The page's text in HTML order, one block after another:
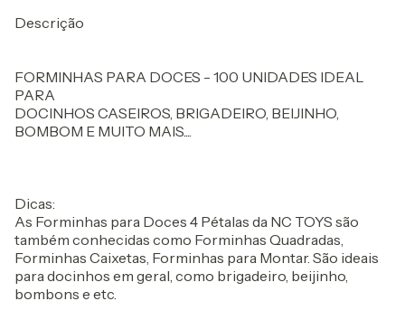
Descrição
FORMINHAS PARA DOCES - 100 UNIDADES IDEAL
PARA
DOCINHOS CASEIROS, BRIGADEIRO, BEIJINHO,
BOMBOM E MUITO MAIS....
Dicas:
As Forminhas para Doces 4 Pétalas da NC TOYS são
também conhecidas como Forminhas Quadradas,
Forminhas Caixetas, Forminhas para Montar. São ideais
para docinhos em geral, como brigadeiro, beijinho,
bombons e etc.